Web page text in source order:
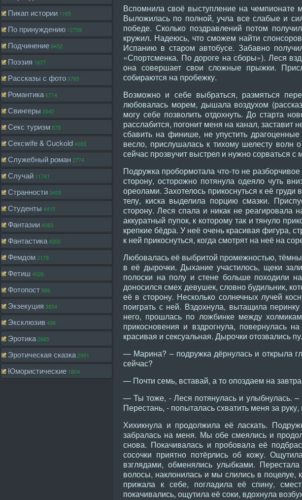
Пикап истории 1165
По принуждению 12709
Подчинение9452
Поэзия 1677
Рассказы с фото3765
Романтика6714
Свингеры 2640
Секс туризм875
Сексwife & Cuckold4083
Служебный роман2774
Случай 11741
Странности3453
Студенты 4415
Фантазии4083
Фантастика4300
Фемдом2178
Фетиш 4026
Фотопост886
Экзекуция 3854
Эксклюзив498
Эротика2665
Эротическая сказка2991
Юмористические 1804
Вспомнила своё выступление на чемпионате
Выложилась по полной, учла все слабые и
победе. Сколько поздравлений потом
кружил. Надеюсь, что сможем найти
Испанию в старом автобусе. Забавно
«Спортсменка. По дороге на сборы»). Леся
она совершает свои сложные прыжки.
собираются на пробежку.
Возможно и себе выбраться, размяться
любовалась морем, дышала воздухом
могу себе позволить отдохнуть. До старта
расслабится, погонит меня на канал,
сбавить на финише, не упустить
весло, прислушалась к тихому шелесту волн
сейчас прозвучит выстрел и нужно сорваться с
Подружка пробормотала что-то не
сторону, осторожно потянула одеяло чуть
ореолами. Захотелось прикоснуться к её
телу, киска выделила порцию смазки.
сторону. Леся спала и никак не реагировала
аккуратный пупок, к которому так и тянуло
крепкие бёдра. У неё очень красивая фигура,
к ней прикоснуться, когда смотрят на неё на
Любовалась её выбритой промежностью,
в её дырочки. Дыхание участилось, щеки
полоски на полу и стене больше походили
доносился смех девушек, словно будильник,
её в сторону. Несколько солнечных лучей
поиграть с ней. Вздохнула, вытащила
него, прошлась по ложбинке между
прикосновения и вздрогнула, повернулась
красивая и сексуальная. Дырочки отозвались
— Марина? – подружка дёрнулась и открыла
сейчас?
— Почти семь, вставай, а то опоздаем на
— Ты тоже, - Леся потянулась и улыбнулась. –
Перестань, - попыталась схватить меня за
Хихикнула и продолжила её ласкать.
забралась на меня. Мы обе смеялись и
снова. Покачивалась и пробовала её
сосочки приятно потёрлись об кожу.
взглядами, обменялись улыбками.
волосы, наклонилась и мы слились в поцелуе,
прижала к себе, погладила её спину,
покачивались, ощутила её соки, вдохнула